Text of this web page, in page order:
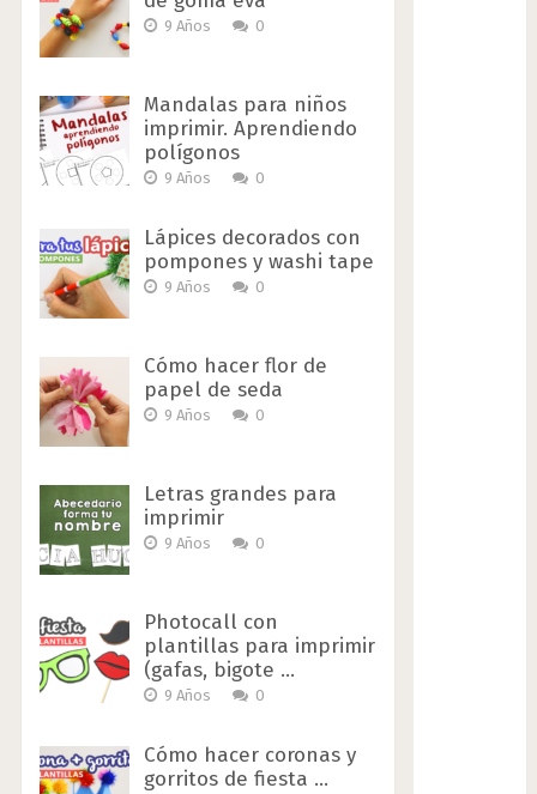
9 Años 0
Mandalas para niños
imprimir. Aprendiendo
polígonos
9 Años 0
Lápices decorados con
pompones y washi tape
9 Años 0
Cómo hacer flor de
papel de seda
9 Años 0
Letras grandes para
imprimir
9 Años 0
Photocall con
plantillas para imprimir
(gafas, bigote …
9 Años 0
Cómo hacer coronas y
gorritos de fiesta …